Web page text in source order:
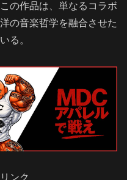
の作品は、単なるコラボ
の音楽哲学を融合させた
る。
ンク